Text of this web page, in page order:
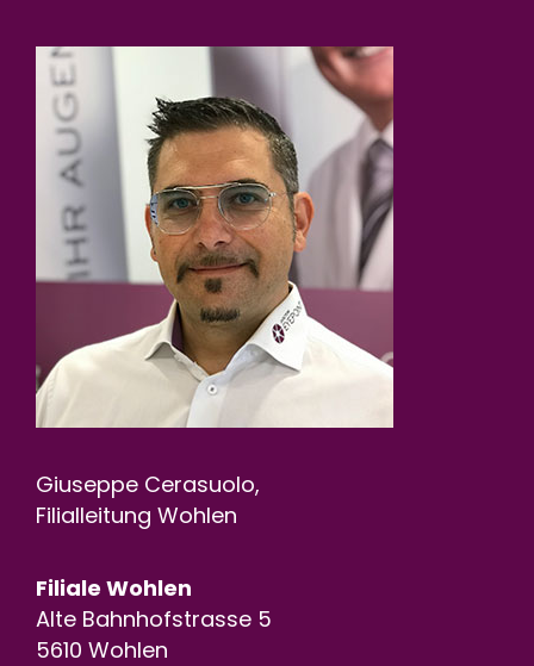
Giuseppe Cerasuolo,
Filialleitung Wohlen
Filiale Wohlen
Alte Bahnhofstrasse 5
5610 Wohlen